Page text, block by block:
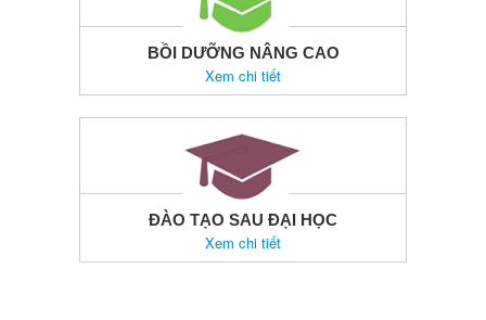
BỒI DƯỠNG NÂNG CAO
Xem chi tiết
ĐÀO TẠO SAU ĐẠI HỌC
Xem chi tiết